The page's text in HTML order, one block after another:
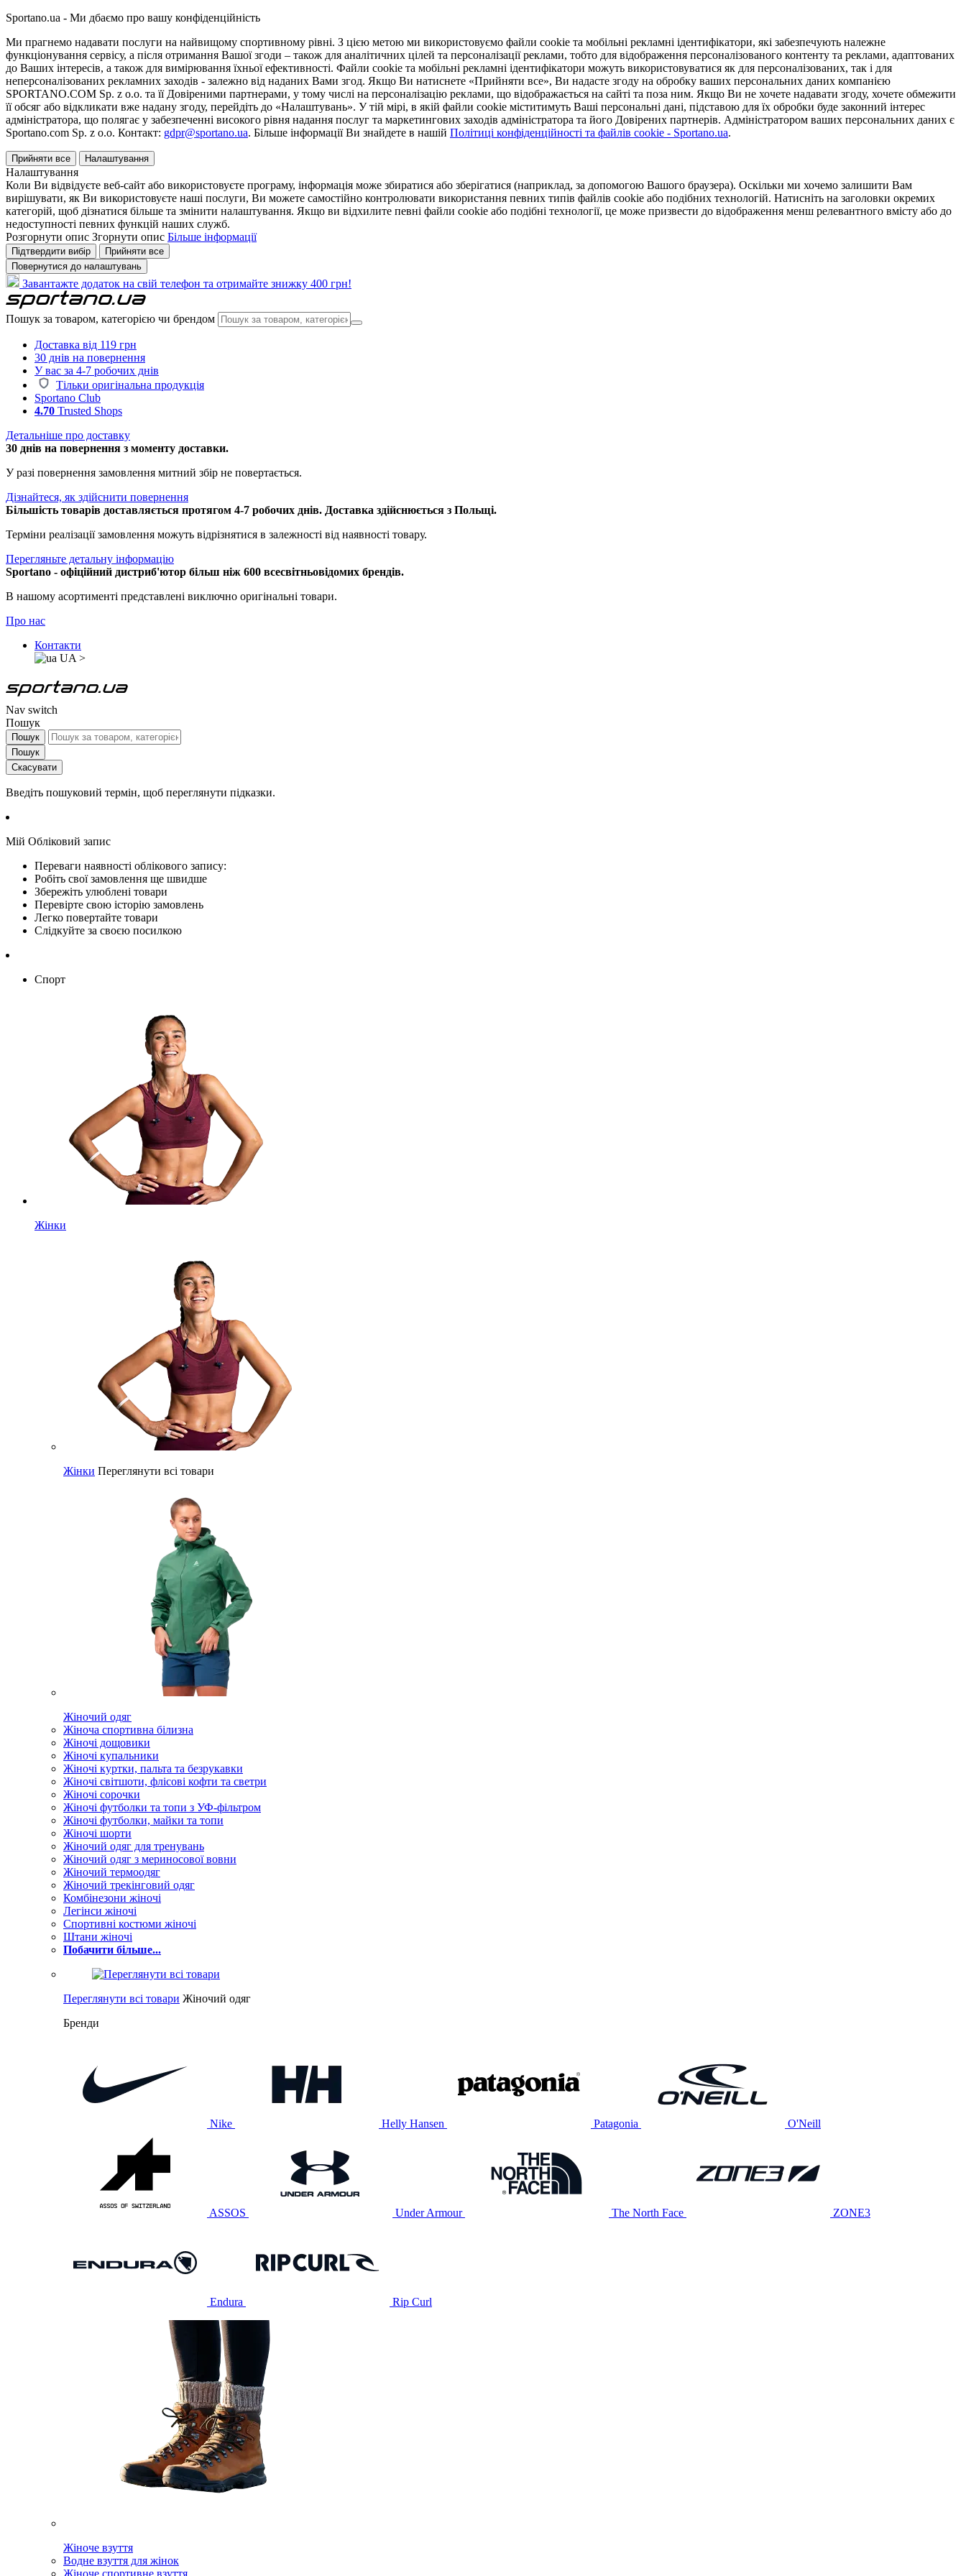
Sportano.ua - Ми дбаємо про вашу конфіденційність
Ми прагнемо надавати послуги на найвищому спортивному рівні. З цією метою ми використовуємо файли cookie та мобільні рекламні ідентифікатори, які забезпечують належне
функціонування сервісу, а після отримання Вашої згоди – також для аналітичних цілей та персоналізації реклами, тобто для відображення персоналізованого контенту та реклами, адаптованих
до Ваших інтересів, а також для вимірювання їхньої ефективності. Файли cookie та мобільні рекламні ідентифікатори можуть використовуватися як для персоналізованих, так і для
неперсоналізованих рекламних заходів - залежно від наданих Вами згод. Якщо Ви натиснете «Прийняти все», Ви надасте згоду на обробку ваших персональних даних компанією
SPORTANO.COM Sp. z o.o. та її Довіреними партнерами, у тому числі на персоналізацію реклами, що відображається на сайті та поза ним. Якщо Ви не хочете надавати згоду, хочете обмежити
її обсяг або відкликати вже надану згоду, перейдіть до «Налаштувань». У тій мірі, в якій файли cookie міститимуть Ваші персональні дані, підставою для їх обробки буде законний інтерес
адміністратора, що полягає у забезпеченні високого рівня надання послуг та маркетингових заходів адміністратора та його Довірених партнерів. Адміністратором ваших персональних даних є
Sportano.com Sp. z o.o. Контакт: gdpr@sportano.ua. Більше інформації Ви знайдете в нашій Політиці конфіденційності та файлів cookie - Sportano.ua.
Прийняти все Налаштування
Налаштування
Коли Ви відвідуєте веб-сайт або використовуєте програму, інформація може збиратися або зберігатися (наприклад, за допомогою Вашого браузера). Оскільки ми хочемо залишити Вам
вирішувати, як Ви використовуєте наші послуги, Ви можете самостійно контролювати використання певних типів файлів cookie або подібних технологій. Натисніть на заголовки окремих
категорій, щоб дізнатися більше та змінити налаштування. Якщо ви відхилите певні файли cookie або подібні технології, це може призвести до відображення менш релевантного вмісту або до
недоступності певних функцій наших служб.
Розгорнути опис Згорнути опис Більше інформації
Підтвердити вибір
Прийняти все
Повернутися до налаштувань
Завантажте додаток на свій телефон та отримайте знижку 400 грн!
Пошук за товаром, категорією чи брендом
Доставка від 119 грн
30 днів на повернення
У вас за 4-7 робочих днів
Тільки оригінальна продукція
Sportano Club
4.70 Trusted Shops
Детальніше про доставку
30 днів на повернення з моменту доставки.
У разі повернення замовлення митний збір не повертається.
Дізнайтеся, як здійснити повернення
Більшість товарів доставляється протягом 4-7 робочих днів. Доставка здійснюється з Польщі.
Терміни реалізації замовлення можуть відрізнятися в залежності від наявності товару.
Перегляньте детальну інформацію
Sportano - офіційний дистриб'ютор більш ніж 600 всесвітньовідомих брендів.
В нашому асортименті представлені виключно оригінальні товари.
Про нас
Контакти
UA >
Nav switch
Пошук
Пошук
Пошук
Скасувати
Введіть пошуковий термін, щоб переглянути підказки.
Мій Обліковий запис
Переваги наявності облікового запису:
Робіть свої замовлення ще швидше
Збережіть улюблені товари
Перевірте свою історію замовлень
Легко повертайте товари
Слідкуйте за своєю посилкою
Спорт
Жінки
Жінки Переглянути всі товари
Жіночий одяг
Жіноча спортивна білизна
Жіночі дощовики
Жіночі купальники
Жіночі куртки, пальта та безрукавки
Жіночі світшоти, флісові кофти та светри
Жіночі сорочки
Жіночі футболки та топи з УФ-фільтром
Жіночі футболки, майки та топи
Жіночі шорти
Жіночий одяг для тренувань
Жіночий одяг з мериносової вовни
Жіночий термоодяг
Жіночий трекінговий одяг
Комбінезони жіночі
Легінси жіночі
Спортивні костюми жіночі
Штани жіночі
Побачити більше...
Переглянути всі товари Жіночий одяг
Бренди
Nike Helly Hansen Patagonia O'Neill
ASSOS Under Armour The North Face ZONE3
Endura Rip Curl
Жіноче взуття
Водне взуття для жінок
Жіноче спортивне взуття